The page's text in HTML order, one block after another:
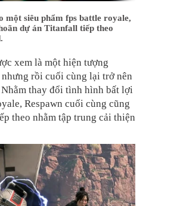
một siêu phẩm fps battle royale,
dự án Titanfall tiếp theo
xem là một hiện tượng
rồi cuối cùng lại trở nên
thay đổi tình hình bất lợi
Respawn cuối cùng cũng
theo nhằm tập trung cải thiện